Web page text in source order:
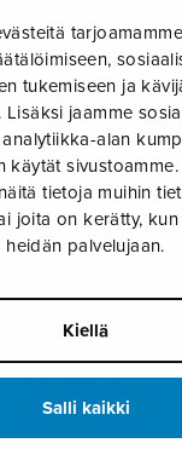
tukemiseen ja
Lisäksi jaamme
alan
käytät
tietoja muihin
joita on kerätty,
heidän palvelujaan.
Kiellä
Salli kaikki
JA OPPAAT